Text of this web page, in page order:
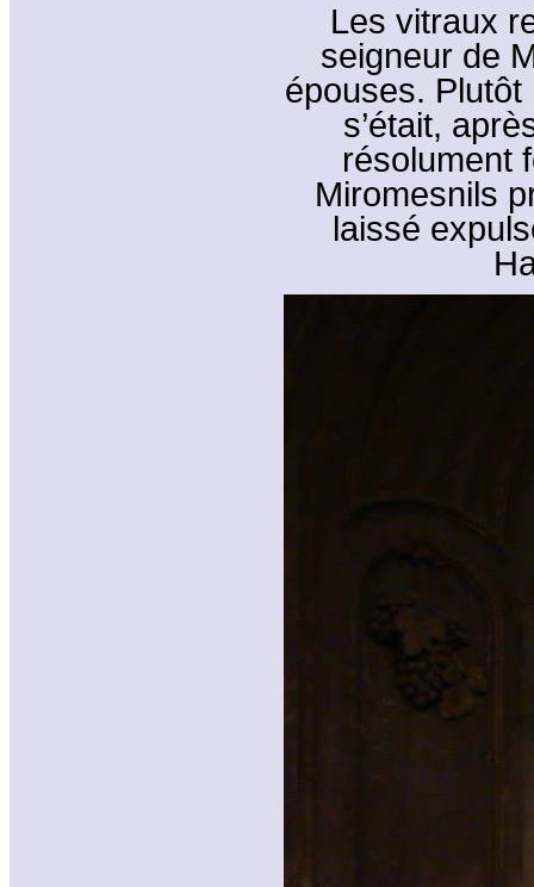
Les vitraux
seigneur de
épouses. Plutôt
s’était,
résolument
Miromesnils
laissé